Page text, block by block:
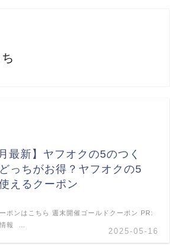
最新】ヤフオクの5のつく
っちがお得？ヤフオクの5
えるクーポン
2025-05-16
ポンはこちら 週末開催ゴールドクーポン PR:
情報 …